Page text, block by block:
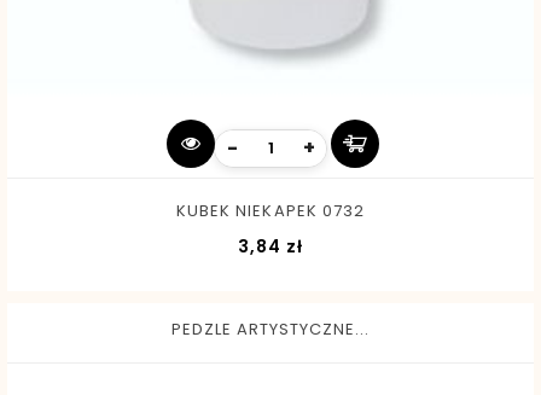
- +
KUBEK NIEKAPEK 0732
3,84 złCena
PEDZLE ARTYSTYCZNE...